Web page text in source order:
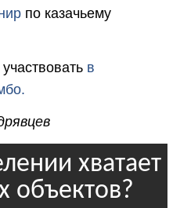
по казачьему
в